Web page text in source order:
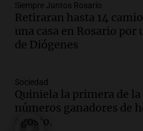
Episodios
Audio.Cientos de
Cayetano pidiendo
Córdoba
Episodios
Audio."Tiene que
reglamentación": el
Club por los
Siempre Juntos Rosario
Retiraran hasta 14
una casa en Rosario por
de Diógenes
Sociedad
Quiniela la primera de
números ganadores de
agosto.